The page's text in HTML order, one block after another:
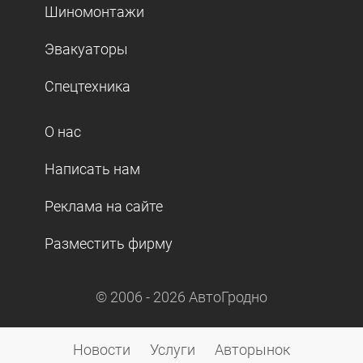
Шиномонтажи
Эвакуаторы
Спецтехника
О нас
Написать нам
Реклама на сайте
Разместить фирму
© 2006 - 2026 АвтоГродно
Новости Услуги Авторынок